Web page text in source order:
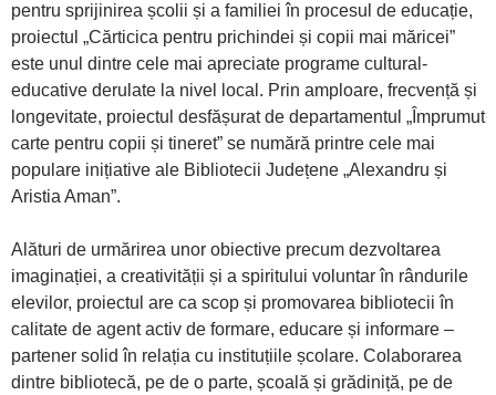
pentru sprijinirea școlii și a familiei în procesul de educație,
proiectul „Cărticica pentru prichindei și copii mai măricei”
este unul dintre cele mai apreciate programe cultural-
educative derulate la nivel local. Prin amploare, frecvență și
longevitate, proiectul desfășurat de departamentul „Împrumut
carte pentru copii și tineret” se numără printre cele mai
populare inițiative ale Bibliotecii Județene „Alexandru și
Aristia Aman”.
Alături de urmărirea unor obiective precum dezvoltarea
imaginației, a creativității și a spiritului voluntar în rândurile
elevilor, proiectul are ca scop și promovarea bibliotecii în
calitate de agent activ de formare, educare și informare –
partener solid în relația cu instituțiile școlare. Colaborarea
dintre bibliotecă, pe de o parte, școală și grădiniță, pe de